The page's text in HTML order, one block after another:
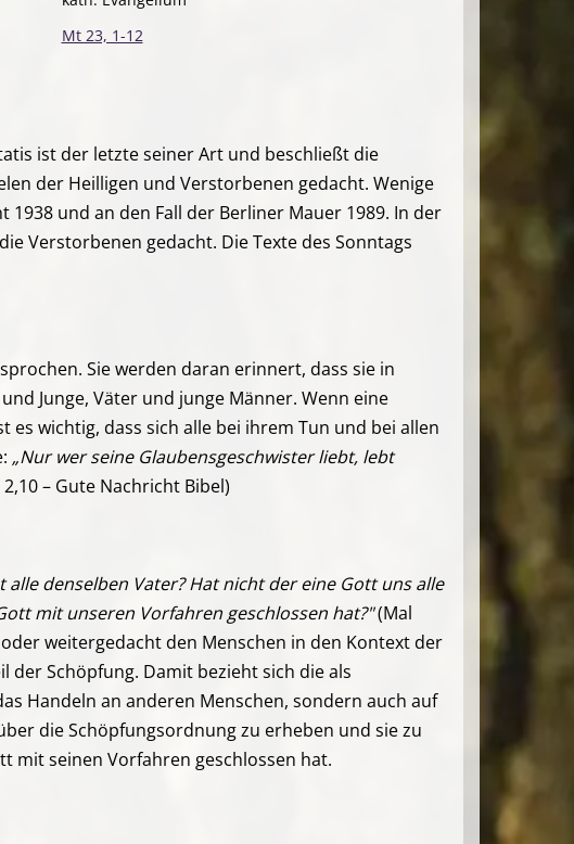
Mt 23, 1-12
ist der letzte seiner Art und beschließt die
der Heilligen und Verstorbenen gedacht. Wenige
und an den Fall der Berliner Mauer 1989. In der
Verstorbenen gedacht. Die Texte des Sonntags
Sie werden daran erinnert, dass sie in
Junge, Väter und junge Männer. Wenn eine
wichtig, dass sich alle bei ihrem Tun und bei allen
„Nur wer seine Glaubensgeschwister liebt, lebt
– Gute Nachricht Bibel)
alle denselben Vater? Hat nicht der eine Gott uns alle
mit unseren Vorfahren geschlossen hat?"(Mal
weitergedacht den Menschen in den Kontext der
der Schöpfung. Damit bezieht sich die als
Handeln an anderen Menschen, sondern auch auf
die Schöpfungsordnung zu erheben und sie zu
mit seinen Vorfahren geschlossen hat.